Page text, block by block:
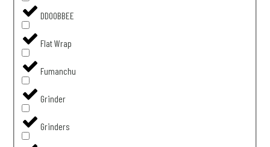
DDOOBBEE
Flat Wrap
Fumanchu
Grinder
Grinders